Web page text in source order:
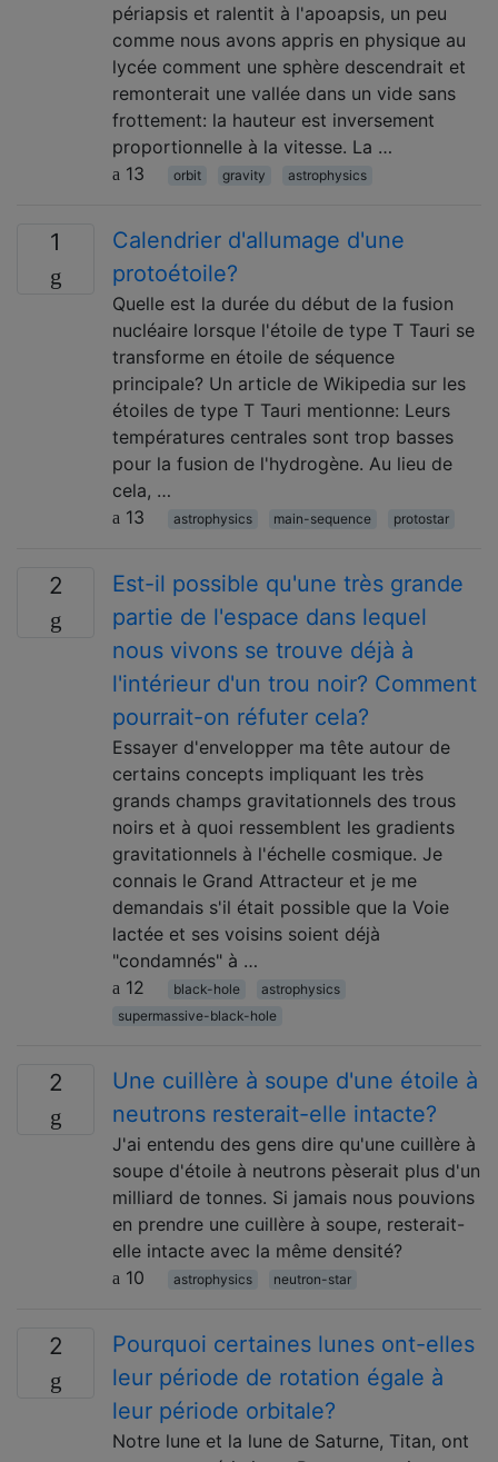
périapsis et ralentit à l'apoapsis, un peu
comme nous avons appris en physique au
lycée comment une sphère descendrait et
remonterait une vallée dans un vide sans
frottement: la hauteur est inversement
proportionnelle à la vitesse. La …
13
orbit gravity astrophysics
1
Calendrier d'allumage d'une
protoétoile?
Quelle est la durée du début de la fusion
nucléaire lorsque l'étoile de type T Tauri se
transforme en étoile de séquence
principale? Un article de Wikipedia sur les
étoiles de type T Tauri mentionne: Leurs
températures centrales sont trop basses
pour la fusion de l'hydrogène. Au lieu de
cela, …
13
astrophysics main-sequence protostar
2
Est-il possible qu'une très grande
partie de l'espace dans lequel
nous vivons se trouve déjà à
l'intérieur d'un trou noir? Comment
pourrait-on réfuter cela?
Essayer d'envelopper ma tête autour de
certains concepts impliquant les très
grands champs gravitationnels des trous
noirs et à quoi ressemblent les gradients
gravitationnels à l'échelle cosmique. Je
connais le Grand Attracteur et je me
demandais s'il était possible que la Voie
lactée et ses voisins soient déjà
"condamnés" à …
12
black-hole
astrophysics
supermassive-black-hole
2
Une cuillère à soupe d'une étoile à
neutrons resterait-elle intacte?
J'ai entendu des gens dire qu'une cuillère à
soupe d'étoile à neutrons pèserait plus d'un
milliard de tonnes. Si jamais nous pouvions
en prendre une cuillère à soupe, resterait-
elle intacte avec la même densité?
10
astrophysics neutron-star
2
Pourquoi certaines lunes ont-elles
leur période de rotation égale à
leur période orbitale?
Notre lune et la lune de Saturne, Titan, ont